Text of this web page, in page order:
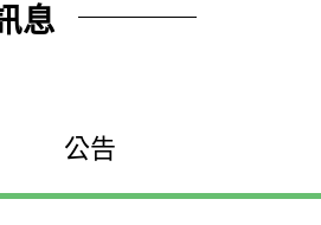
息
公告